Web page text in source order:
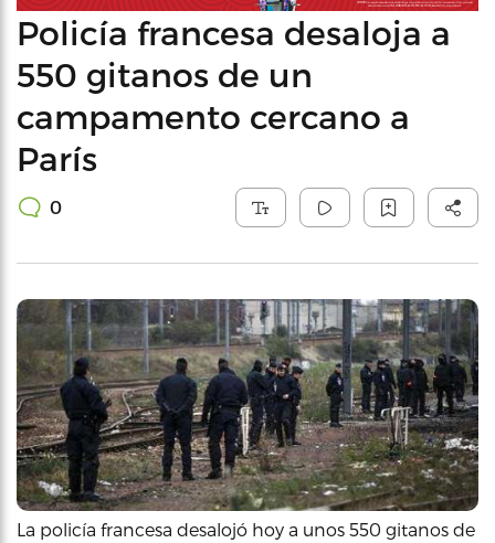
Policía francesa desaloja a
550 gitanos de un
campamento cercano a
París
0
La policía francesa desalojó hoy a unos 550 gitanos de